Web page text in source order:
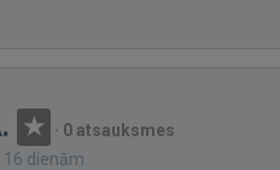
· 0 atsauksmes
16 dienām